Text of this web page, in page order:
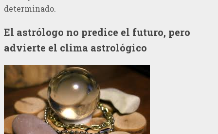
determinado.
El astrólogo no predice el futuro, pero
advierte el clima astrológico